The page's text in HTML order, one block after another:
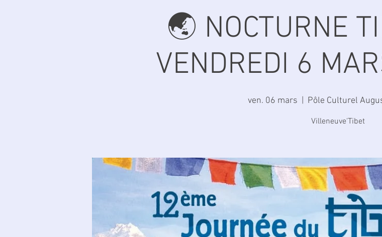
🌏 NOCTURNE
VENDREDI 6
ven. 06 mars Pôle Culturel
Villeneuve'Tibet